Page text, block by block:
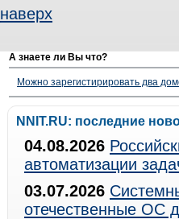
наверх
А знаете ли Вы что?
Можно зарегистирировать два
NNIT.RU: последние
04.08.2026
автоматизации
03.07.2026
отечественные ОС